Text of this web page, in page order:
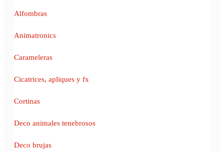
Alfombras
Animatronics
Carameleras
Cicatrices, apliques y fx
Cortinas
Deco animales tenebrosos
Deco brujas